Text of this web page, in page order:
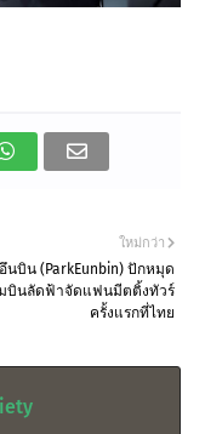
ใหม่กว่า
นบิน (ParkEunbin) ปักหมุด
มบินลัดฟ้าจัดแฟนมีตติ้งทัวร์
ครั้งแรกที่ไทย